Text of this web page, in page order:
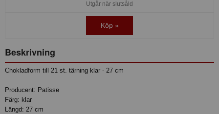
Utgår när slutsåld
Köp »
Beskrivning
Chokladform till 21 st. tärning klar - 27 cm
Producent: Patisse
Färg: klar
Längd: 27 cm